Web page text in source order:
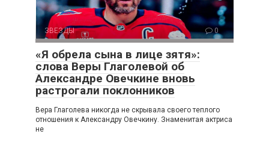
ЗВЕЗДЫ 0
«Я обрела сына в лице зятя»:
слова Веры Глаголевой об
Александре Овечкине вновь
растрогали поклонников
Вера Глаголева никогда не скрывала своего теплого
отношения к Александру Овечкину. Знаменитая актриса
не